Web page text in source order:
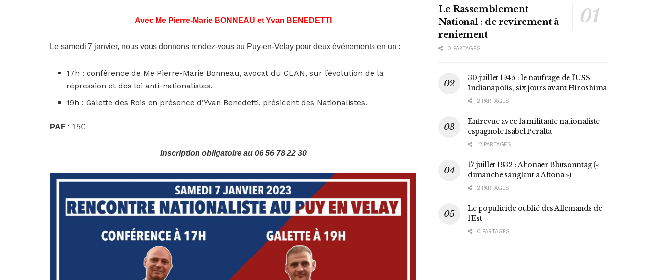
Avec Me Pierre-Marie BONNEAU et Yvan BENEDETTI
Le samedi 7 janvier, nous vous donnons rendez-vous au Puy-en-Velay pour deux événements en un :
17h : conférence de Me Pierre-Marie Bonneau, avocat du CLAN, sur l’évolution de la
répression et des loi anti-nationalistes.
19h : Galette des Rois en présence d’Yvan Benedetti, président des Nationalistes.
PAF : 15€
Inscription obligatoire au 06 56 78 22 30
Le Rassemblement
National : de revirement à
reniement
0 PARTAGES
30 juillet 1945 : le naufrage de l’USS
Indianapolis, six jours avant Hiroshima
2 PARTAGES
Entrevue avec la militante nationaliste
espagnole Isabel Peralta
12 PARTAGES
17 juillet 1932 : Altonaer Blutsonntag («
dimanche sanglant à Altona »)
2 PARTAGES
Le populicide oublié des Allemands de
l’Est
0 PARTAGES